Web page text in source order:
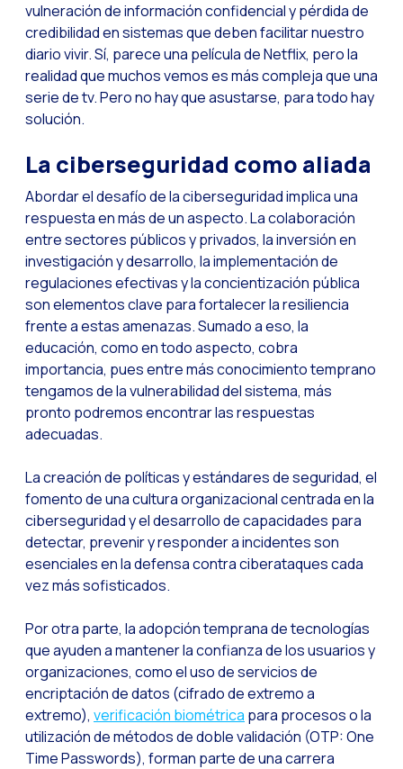
Tecnología y
El impacto de la
Meta AI: el
Inteligencia
El ecosistema de
Industria
Construyendo la
Atención al cliente:
Cómo medir el éxito
Banca 4.0: La
Transforma tu
Cómo digitalizar a
¿Qué tan
¿Cómo mejorar la
Desafíos del
Optimiza tu atención
Ya puedes ofrecer
Maximiza tus
Innovando en la
vulneración de información confidencial y pérdida de
credibilidad en sistemas que deben facilitar nuestro
diario vivir. Sí, parece una película de Netflix, pero la
realidad que muchos vemos es más compleja que una
serie de tv. Pero no hay que asustarse, para todo hay
solución.
La ciberseguridad como aliada
Abordar el desafío de la ciberseguridad implica una
respuesta en más de un aspecto. La colaboración
entre sectores públicos y privados, la inversión en
investigación y desarrollo, la implementación de
regulaciones efectivas y la concientización pública
son elementos clave para fortalecer la resiliencia
frente a estas amenazas. Sumado a eso, la
educación, como en todo aspecto, cobra
importancia, pues entre más conocimiento temprano
tengamos de la vulnerabilidad del sistema, más
pronto podremos encontrar las respuestas
adecuadas.
La creación de políticas y estándares de seguridad, el
fomento de una cultura organizacional centrada en la
ciberseguridad y el desarrollo de capacidades para
detectar, prevenir y responder a incidentes son
esenciales en la defensa contra ciberataques cada
vez más sofisticados.
Por otra parte, la adopción temprana de tecnologías
que ayuden a mantener la confianza de los usuarios y
organizaciones, como el uso de servicios de
encriptación de datos (cifrado de extremo a
extremo), verificación biométrica para procesos o la
utilización de métodos de doble validación (OTP: One
Time Passwords), forman parte de una carrera